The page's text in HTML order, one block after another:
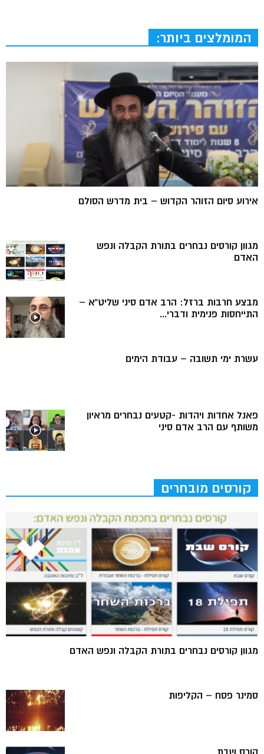
המומלצים ביותר:
אירוע סיום הזוהר הקדוש – בית מדרש הסולם
מגוון קורסים נבחרים בתורת הקבלה ונפש
האדם
מבצע חרבות ברזל: הרב אדם סיני שליט”א –
התייחסות פנימית ודברי...
עשרת ימי תשובה – עבודת הימים
פאנל אחדות ויהדות -קטעים נבחרים מראיון
משותף עם הרב אדם סיני
קורסים מובחרים
מגוון קורסים נבחרים בתורת הקבלה ונפש האדם
סמינר פסח – הקליפות